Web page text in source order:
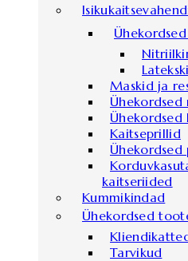
Maskid ja
Ühekordsed
Kaitseprillid
kaitseriided
Kummikindad
Ühekordsed
Tarvikud